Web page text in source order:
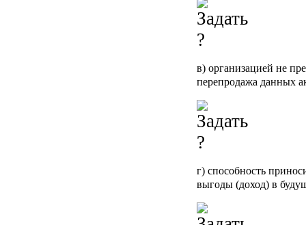
в) организацией не
перепродажа данных
г) способность
выгоды (доход) в